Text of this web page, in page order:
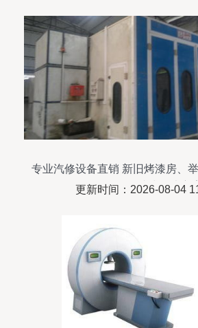
专业汽修设备直销 新旧烤漆房、
仪等一站式解决方
更新时间：2026-08-04